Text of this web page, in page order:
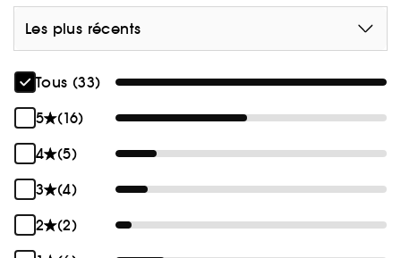
Les plus récents
Tous (33)
5
(16)
4
(5)
3
(4)
2
(2)